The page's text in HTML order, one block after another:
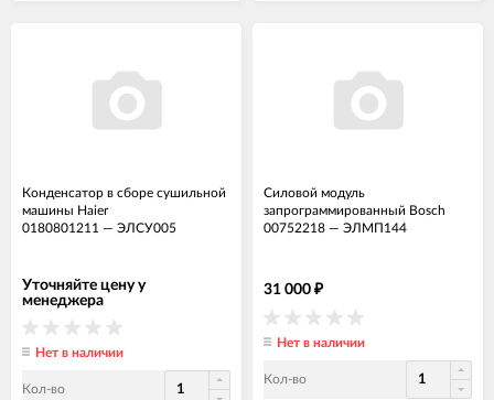
Конденсатор в сборе сушильной
машины Haier
0180801211 — ЭЛСУ005
Уточняйте цену у
менеджера
Нет в наличии
Кол-во
Силовой модуль
запрограммированный Bosch
00752218 — ЭЛМП144
31 000 ₽
Нет в наличии
Кол-во